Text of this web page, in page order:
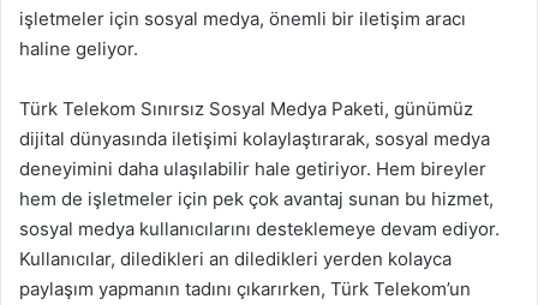
işletmeler için sosyal medya, önemli bir iletişim aracı
haline geliyor.
Türk Telekom Sınırsız Sosyal Medya Paketi, günümüz
dijital dünyasında iletişimi kolaylaştırarak, sosyal medya
deneyimini daha ulaşılabilir hale getiriyor. Hem bireyler
hem de işletmeler için pek çok avantaj sunan bu hizmet,
sosyal medya kullanıcılarını desteklemeye devam ediyor.
Kullanıcılar, diledikleri an diledikleri yerden kolayca
paylaşım yapmanın tadını çıkarırken, Türk Telekom’un